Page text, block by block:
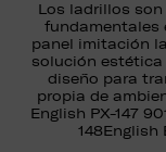
Los ladrillos
fundamentales
panel imitación
solución estética
diseño para
propia de
English PX-147
148English